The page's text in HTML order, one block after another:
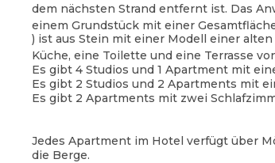
dem nächsten Strand entfernt ist. Das
einem Grundstück mit einer
) ist aus Stein mit einer Modell einer
Küche, eine Toilette und eine Terrasse
Es gibt 4 Studios und 1 Apartment mit
Es gibt 2 Studios und 2 Apartments mit
Es gibt 2 Apartments mit zwei
Jedes Apartment im Hotel verfügt über
die Berge.